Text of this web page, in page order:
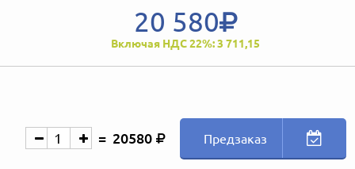
20 580
Включая НДС 22%: 3 711,15
20580 Предзаказ